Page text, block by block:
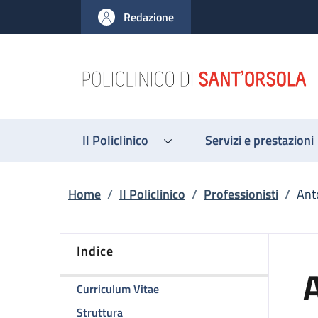
al contenuto principale
to footer content
Redazione
Il Policlinico Servizi e prestazioni
Briciole di pane
Home / Il Policlinico / Professionisti /
Indice
Curriculum Vitaedella pagina Antonia Lopez
Strutturadella pagina Antonia Lopez